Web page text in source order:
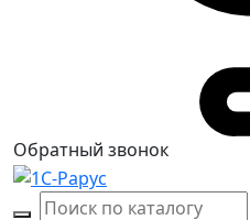
Обратный звонок